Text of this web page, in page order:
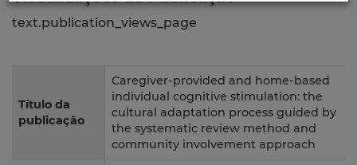
text.publication_views_page
Título da
publicação
Caregiver-provided and home-based
individual cognitive stimulation: the
cultural adaptation process guided by
the systematic review method and
community involvement approach